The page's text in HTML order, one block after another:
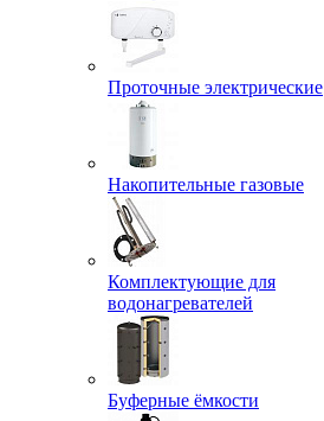
Проточные электрические
Накопительные газовые
Комплектующие для
водонагревателей
Буферные ёмкости